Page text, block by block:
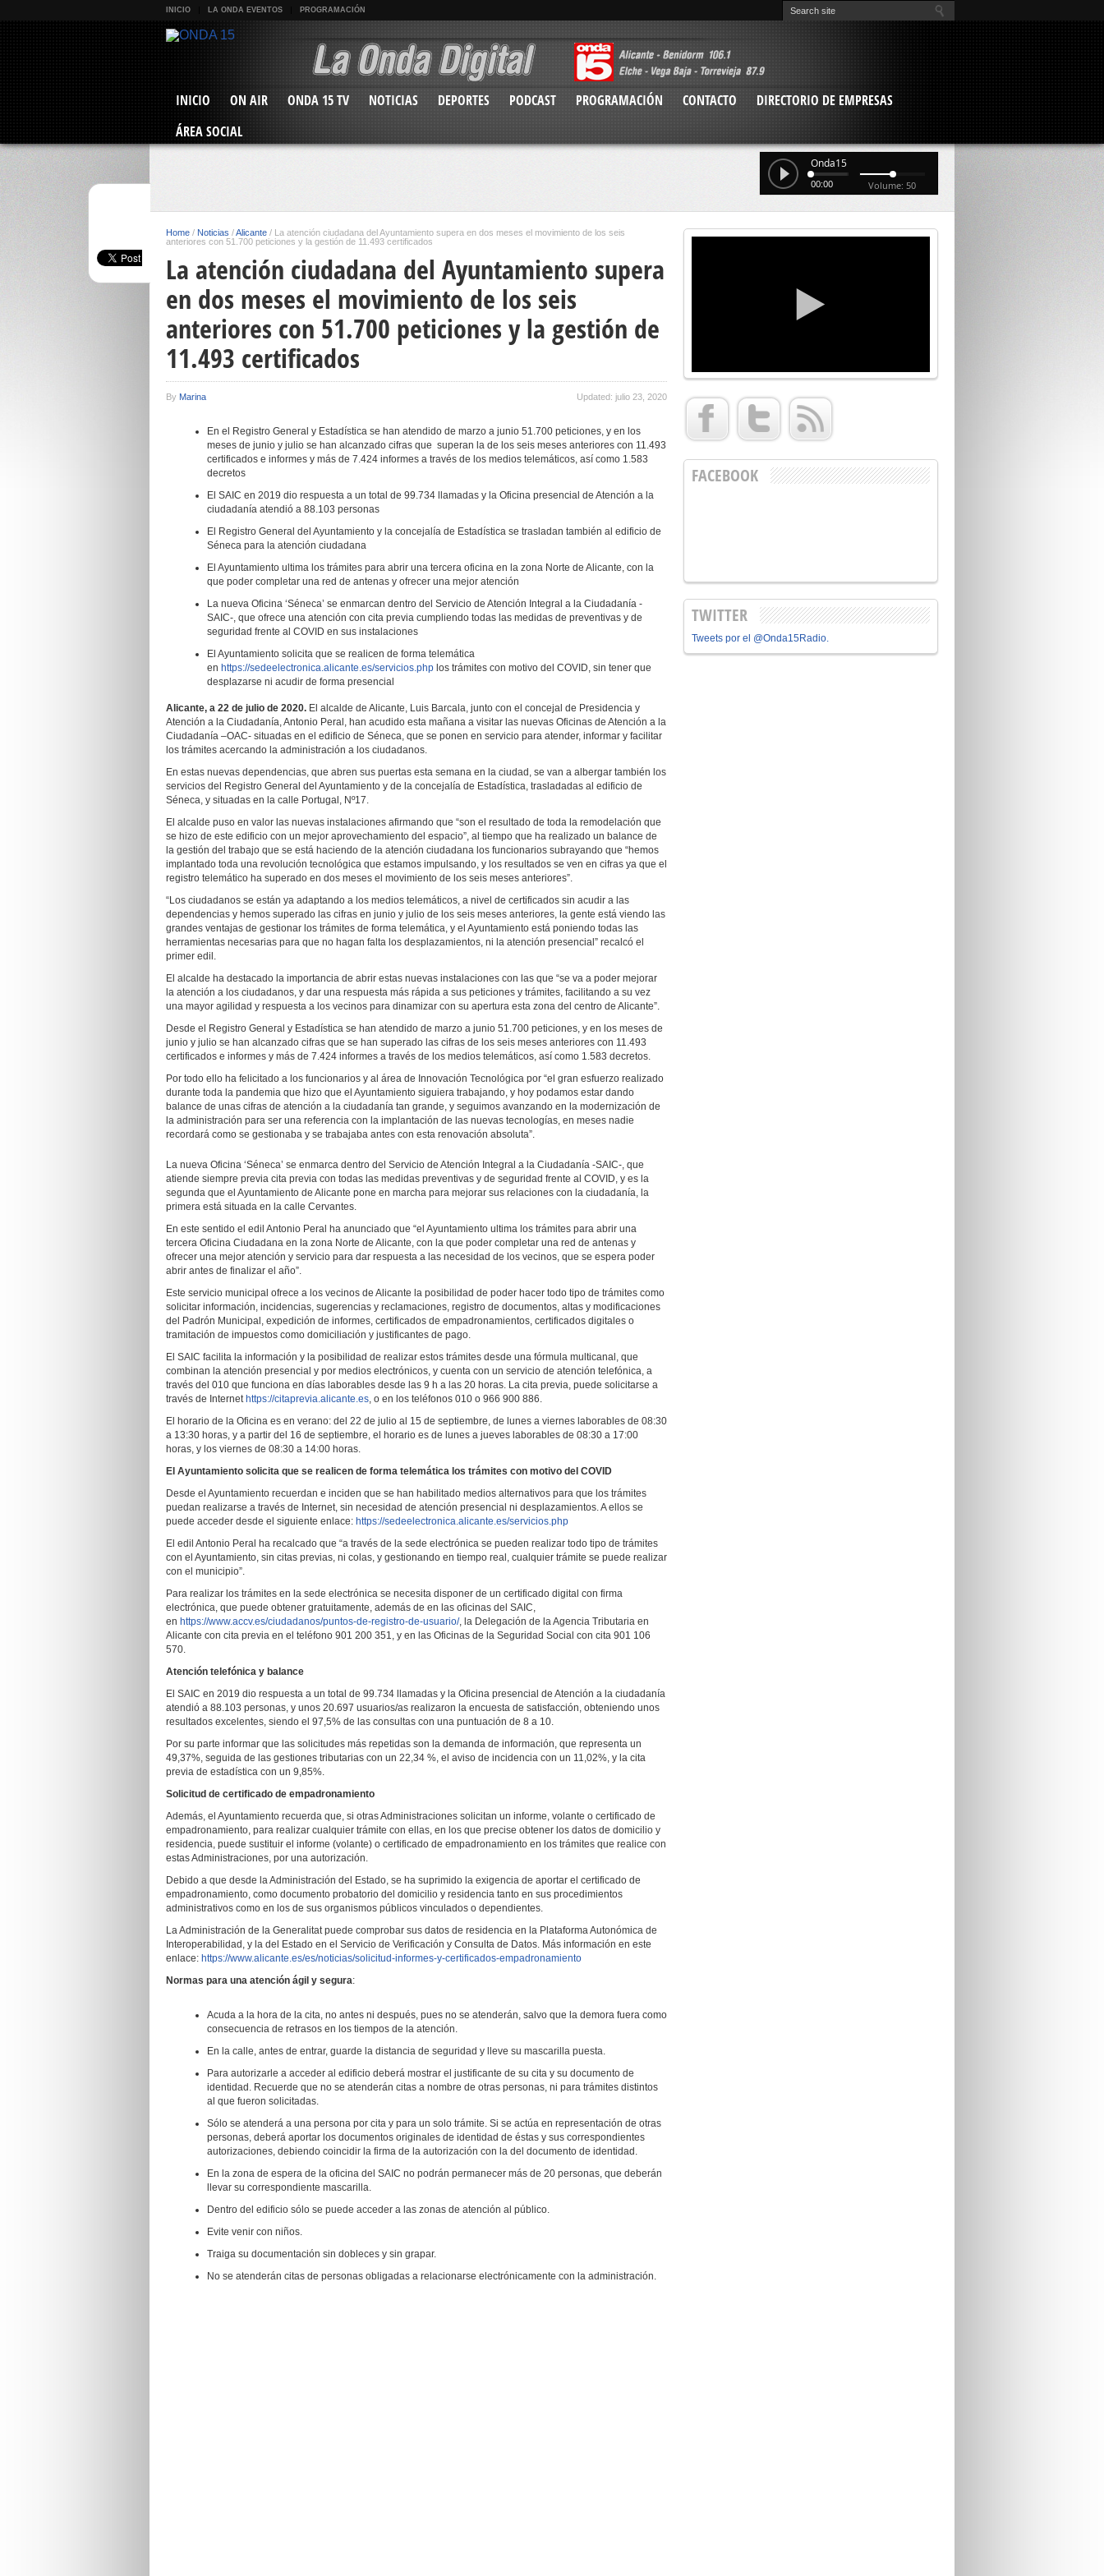
INICIO LA ONDA EVENTOS PROGRAMACIÓN
INICIO ON AIR ONDA 15 TV NOTICIAS DEPORTES PODCAST PROGRAMACIÓN CONTACTO
DIRECTORIO DE EMPRESAS
ÁREA SOCIAL
Onda15
00:00 Volume: 50
Home / Noticias /Alicante / La atención ciudadana del Ayuntamiento supera en dos meses el movimiento de los seis
anteriores con 51.700 peticiones y la gestión de 11.493 certificados
La atención ciudadana del Ayuntamiento supera
en dos meses el movimiento de los seis
anteriores con 51.700 peticiones y la gestión de
11.493 certificados
By Marina Updated: julio 23, 2020
En el Registro General y Estadística se han atendido de marzo a junio 51.700 peticiones, y en los
meses de junio y julio se han alcanzado cifras que superan la de los seis meses anteriores con 11.493
certificados e informes y más de 7.424 informes a través de los medios telemáticos, así como 1.583
decretos
El SAIC en 2019 dio respuesta a un total de 99.734 llamadas y la Oficina presencial de Atención a la
ciudadanía atendió a 88.103 personas
El Registro General del Ayuntamiento y la concejalía de Estadística se trasladan también al edificio de
Séneca para la atención ciudadana
El Ayuntamiento ultima los trámites para abrir una tercera oficina en la zona Norte de Alicante, con la
que poder completar una red de antenas y ofrecer una mejor atención
La nueva Oficina ‘Séneca’ se enmarcan dentro del Servicio de Atención Integral a la Ciudadanía -
SAIC-, que ofrece una atención con cita previa cumpliendo todas las medidas de preventivas y de
seguridad frente al COVID en sus instalaciones
El Ayuntamiento solicita que se realicen de forma telemática
en https://sedeelectronica.alicante.es/servicios.php los trámites con motivo del COVID, sin tener que
desplazarse ni acudir de forma presencial
Alicante, a 22 de julio de 2020. El alcalde de Alicante, Luis Barcala, junto con el concejal de Presidencia y
Atención a la Ciudadanía, Antonio Peral, han acudido esta mañana a visitar las nuevas Oficinas de Atención a la
Ciudadanía –OAC- situadas en el edificio de Séneca, que se ponen en servicio para atender, informar y facilitar
los trámites acercando la administración a los ciudadanos.
En estas nuevas dependencias, que abren sus puertas esta semana en la ciudad, se van a albergar también los
servicios del Registro General del Ayuntamiento y de la concejalía de Estadística, trasladadas al edificio de
Séneca, y situadas en la calle Portugal, Nº17.
El alcalde puso en valor las nuevas instalaciones afirmando que “son el resultado de toda la remodelación que
se hizo de este edificio con un mejor aprovechamiento del espacio”, al tiempo que ha realizado un balance de
la gestión del trabajo que se está haciendo de la atención ciudadana los funcionarios subrayando que “hemos
implantado toda una revolución tecnológica que estamos impulsando, y los resultados se ven en cifras ya que el
registro telemático ha superado en dos meses el movimiento de los seis meses anteriores”.
“Los ciudadanos se están ya adaptando a los medios telemáticos, a nivel de certificados sin acudir a las
dependencias y hemos superado las cifras en junio y julio de los seis meses anteriores, la gente está viendo las
grandes ventajas de gestionar los trámites de forma telemática, y el Ayuntamiento está poniendo todas las
herramientas necesarias para que no hagan falta los desplazamientos, ni la atención presencial” recalcó el
primer edil.
El alcalde ha destacado la importancia de abrir estas nuevas instalaciones con las que “se va a poder mejorar
la atención a los ciudadanos, y dar una respuesta más rápida a sus peticiones y trámites, facilitando a su vez
una mayor agilidad y respuesta a los vecinos para dinamizar con su apertura esta zona del centro de Alicante”.
Desde el Registro General y Estadística se han atendido de marzo a junio 51.700 peticiones, y en los meses de
junio y julio se han alcanzado cifras que se han superado las cifras de los seis meses anteriores con 11.493
certificados e informes y más de 7.424 informes a través de los medios telemáticos, así como 1.583 decretos.
Por todo ello ha felicitado a los funcionarios y al área de Innovación Tecnológica por “el gran esfuerzo realizado
durante toda la pandemia que hizo que el Ayuntamiento siguiera trabajando, y hoy podamos estar dando
balance de unas cifras de atención a la ciudadanía tan grande, y seguimos avanzando en la modernización de
la administración para ser una referencia con la implantación de las nuevas tecnologías, en meses nadie
recordará como se gestionaba y se trabajaba antes con esta renovación absoluta”.
La nueva Oficina ‘Séneca’ se enmarca dentro del Servicio de Atención Integral a la Ciudadanía -SAIC-, que
atiende siempre previa cita previa con todas las medidas preventivas y de seguridad frente al COVID, y es la
segunda que el Ayuntamiento de Alicante pone en marcha para mejorar sus relaciones con la ciudadanía, la
primera está situada en la calle Cervantes.
En este sentido el edil Antonio Peral ha anunciado que “el Ayuntamiento ultima los trámites para abrir una
tercera Oficina Ciudadana en la zona Norte de Alicante, con la que poder completar una red de antenas y
ofrecer una mejor atención y servicio para dar respuesta a las necesidad de los vecinos, que se espera poder
abrir antes de finalizar el año”.
Este servicio municipal ofrece a los vecinos de Alicante la posibilidad de poder hacer todo tipo de trámites como
solicitar información, incidencias, sugerencias y reclamaciones, registro de documentos, altas y modificaciones
del Padrón Municipal, expedición de informes, certificados de empadronamientos, certificados digitales o
tramitación de impuestos como domiciliación y justificantes de pago.
El SAIC facilita la información y la posibilidad de realizar estos trámites desde una fórmula multicanal, que
combinan la atención presencial y por medios electrónicos, y cuenta con un servicio de atención telefónica, a
través del 010 que funciona en días laborables desde las 9 h a las 20 horas. La cita previa, puede solicitarse a
través de Internet https://citaprevia.alicante.es, o en los teléfonos 010 o 966 900 886.
El horario de la Oficina es en verano: del 22 de julio al 15 de septiembre, de lunes a viernes laborables de 08:30
a 13:30 horas, y a partir del 16 de septiembre, el horario es de lunes a jueves laborables de 08:30 a 17:00
horas, y los viernes de 08:30 a 14:00 horas.
El Ayuntamiento solicita que se realicen de forma telemática los trámites con motivo del COVID
Desde el Ayuntamiento recuerdan e inciden que se han habilitado medios alternativos para que los trámites
puedan realizarse a través de Internet, sin necesidad de atención presencial ni desplazamientos. A ellos se
puede acceder desde el siguiente enlace: https://sedeelectronica.alicante.es/servicios.php
El edil Antonio Peral ha recalcado que “a través de la sede electrónica se pueden realizar todo tipo de trámites
con el Ayuntamiento, sin citas previas, ni colas, y gestionando en tiempo real, cualquier trámite se puede realizar
con el municipio”.
Para realizar los trámites en la sede electrónica se necesita disponer de un certificado digital con firma
electrónica, que puede obtener gratuitamente, además de en las oficinas del SAIC,
en https://www.accv.es/ciudadanos/puntos-de-registro-de-usuario/, la Delegación de la Agencia Tributaria en
Alicante con cita previa en el teléfono 901 200 351, y en las Oficinas de la Seguridad Social con cita 901 106
570.
Atención telefónica y balance
El SAIC en 2019 dio respuesta a un total de 99.734 llamadas y la Oficina presencial de Atención a la ciudadanía
atendió a 88.103 personas, y unos 20.697 usuarios/as realizaron la encuesta de satisfacción, obteniendo unos
resultados excelentes, siendo el 97,5% de las consultas con una puntuación de 8 a 10.
Por su parte informar que las solicitudes más repetidas son la demanda de información, que representa un
49,37%, seguida de las gestiones tributarias con un 22,34 %, el aviso de incidencia con un 11,02%, y la cita
previa de estadística con un 9,85%.
Solicitud de certificado de empadronamiento
Además, el Ayuntamiento recuerda que, si otras Administraciones solicitan un informe, volante o certificado de
empadronamiento, para realizar cualquier trámite con ellas, en los que precise obtener los datos de domicilio y
residencia, puede sustituir el informe (volante) o certificado de empadronamiento en los trámites que realice con
estas Administraciones, por una autorización.
Debido a que desde la Administración del Estado, se ha suprimido la exigencia de aportar el certificado de
empadronamiento, como documento probatorio del domicilio y residencia tanto en sus procedimientos
administrativos como en los de sus organismos públicos vinculados o dependientes.
La Administración de la Generalitat puede comprobar sus datos de residencia en la Plataforma Autonómica de
Interoperabilidad, y la del Estado en el Servicio de Verificación y Consulta de Datos. Más información en este
enlace: https://www.alicante.es/es/noticias/solicitud-informes-y-certificados-empadronamiento
Normas para una atención ágil y segura:
Acuda a la hora de la cita, no antes ni después, pues no se atenderán, salvo que la demora fuera como
consecuencia de retrasos en los tiempos de la atención.
En la calle, antes de entrar, guarde la distancia de seguridad y lleve su mascarilla puesta.
Para autorizarle a acceder al edificio deberá mostrar el justificante de su cita y su documento de
identidad. Recuerde que no se atenderán citas a nombre de otras personas, ni para trámites distintos
al que fueron solicitadas.
Sólo se atenderá a una persona por cita y para un solo trámite. Si se actúa en representación de otras
personas, deberá aportar los documentos originales de identidad de éstas y sus correspondientes
autorizaciones, debiendo coincidir la firma de la autorización con la del documento de identidad.
En la zona de espera de la oficina del SAIC no podrán permanecer más de 20 personas, que deberán
llevar su correspondiente mascarilla.
Dentro del edificio sólo se puede acceder a las zonas de atención al público.
Evite venir con niños.
Traiga su documentación sin dobleces y sin grapar.
No se atenderán citas de personas obligadas a relacionarse electrónicamente con la administración.
FACEBOOK
TWITTER
Tweets por el @Onda15Radio.